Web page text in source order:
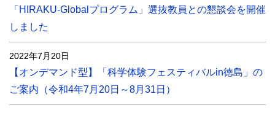
「HIRAKU-Globalプログラム」選抜教員との懇談会を開催
しました
2022年7月20日
【オンデマンド型】「科学体験フェスティバルin徳島」の
ご案内（令和4年7月20日～8月31日）